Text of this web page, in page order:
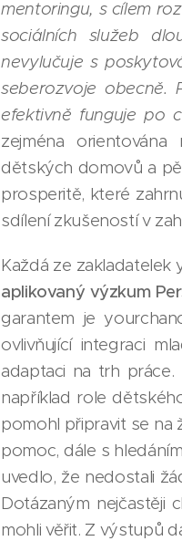
mentoringu, s cílem
sociálních služeb
nevylučuje s
seberozvoje
efektivně funguje po
zejména
dětských domovů a
prosperitě, které
sdílení zkušeností v
Každá ze zakladatelek
aplikovaný výzkum
garantem je
ovlivňující integraci
adaptaci na trh
například role
pomohl připravit se na
pomoc, dále s
uvedlo, že nedostali
Dotázaným nejčastěji
mohli věřit. Z výstupů